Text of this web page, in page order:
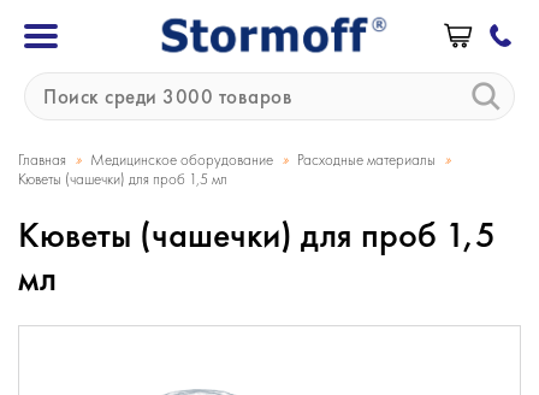
Главная » Медицинское оборудование » Расходные материалы »
Кюветы (чашечки) для проб 1,5 мл
Кюветы (чашечки) для проб 1,5
мл